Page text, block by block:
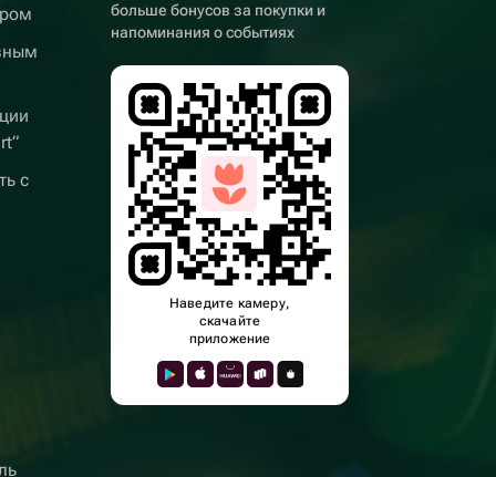
с
больше бонусов за покупки и
напоминания о событиях
Наведите камеру,
скачайте
приложение